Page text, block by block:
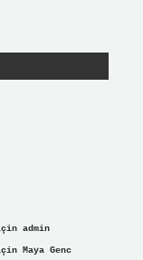
admin
Maya Genc